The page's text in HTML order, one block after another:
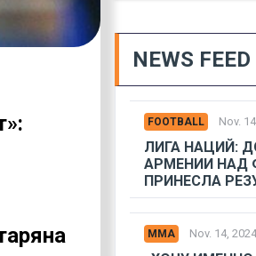
NEWS FEED
FOOTBALL Nov.
ЛИГА НАЦИЙ:
АРМЕНИИ НАД
ПРИНЕСЛА
MMA Nov. 14,